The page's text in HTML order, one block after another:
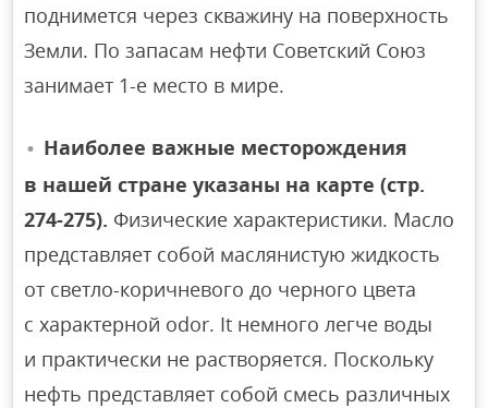
поднимется через скважину на поверхность
Земли. По запасам нефти Советский Союз
занимает 1-е место в мире.
Наиболее важные месторождения
в нашей стране указаны на карте (стр.
274-275). Физические характеристики. Масло
представляет собой маслянистую жидкость
от светло-коричневого до черного цвета
с характерной odor. It немного легче воды
и практически не растворяется. Поскольку
нефть представляет собой смесь различных